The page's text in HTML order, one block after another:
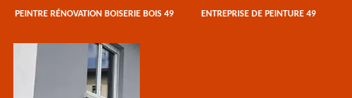
PEINTRE RÉNOVATION BOISERIE BOIS 49 ENTREPRISE DE PEINTURE 49